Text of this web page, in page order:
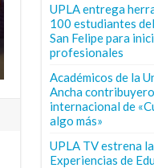
UPLA entrega
100 estudiantes
San Felipe para
profesionales
Académicos de la
Ancha
internacional de
algo más»
UPLA TV estrena
Experiencias de